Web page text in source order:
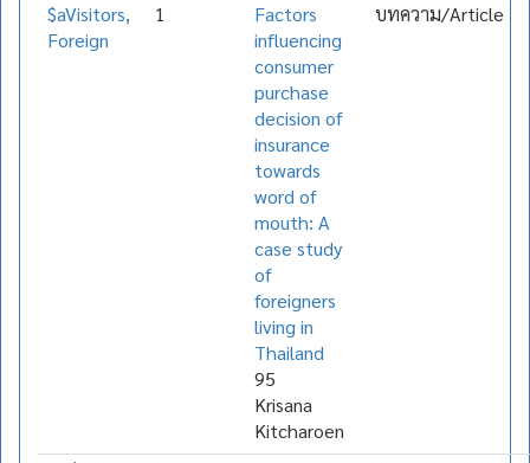
$aVisitors,
Foreign
1
Factors
influencing
consumer
purchase
decision of
insurance
towards
word of
mouth: A
case study
of
foreigners
living in
Thailand
95
Krisana
Kitcharoen
บทความ/Article